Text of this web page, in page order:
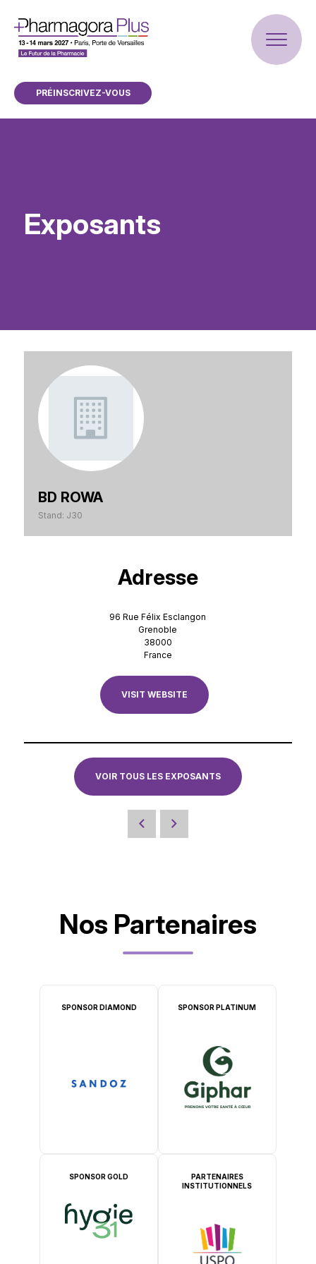
PRÉINSCRIVEZ-VOUS
Exposants
BD ROWA
Stand: J30
Adresse
96 Rue Félix Esclangon
Grenoble
38000
France
VISIT WEBSITE
VOIR TOUS LES EXPOSANTS
Nos Partenaires
SPONSOR DIAMOND SPONSOR PLATINUM
SPONSOR GOLD
PARTENAIRES
INSTITUTIONNELS